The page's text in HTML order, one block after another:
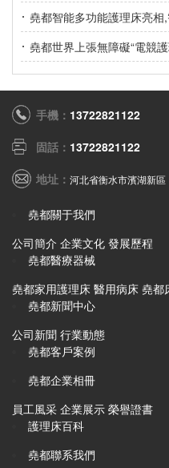
堯都智能多功能護理床亮
堯都世界上張無障礙“電競
手機： 13722821122
固話： 13722821122
地址： 河北省衡水市濱湖新區
堯都關于我們
公司簡介 企業文化 發展歷程
堯都醫療器械
堯都家用護理床 醫用病床 堯都
堯都新聞中心
公司新聞 行業動態
堯都客戶案例
堯都企業相冊
員工風采 企業展示 榮譽證書
護理床百科
堯都聯系我們